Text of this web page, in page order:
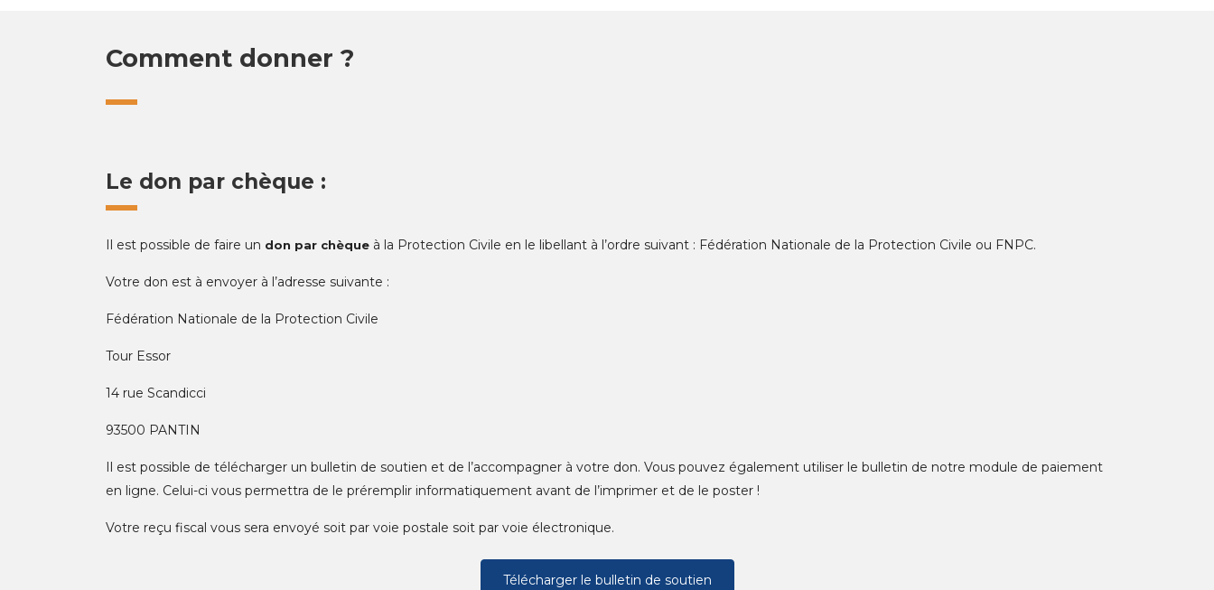
Comment donner ?
Le don par chèque :
Il est possible de faire un don par chèque à la Protection Civile en le libellant à l’ordre suivant : Fédération Nationale de la Protection Civile ou FNPC.
Votre don est à envoyer à l’adresse suivante :
Fédération Nationale de la Protection Civile
Tour Essor
14 rue Scandicci
93500 PANTIN
Il est possible de télécharger un bulletin de soutien et de l’accompagner à votre don. Vous pouvez également utiliser le bulletin de notre module de paiement
en ligne. Celui-ci vous permettra de le préremplir informatiquement avant de l’imprimer et de le poster !
Votre reçu fiscal vous sera envoyé soit par voie postale soit par voie électronique.
Télécharger le bulletin de soutien